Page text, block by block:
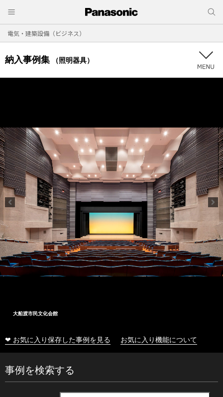
電気・建築設備（ビジネス）
納入事例集 （照明器具）
大船渡市民文化会館
❤ お気に入り保存した事例を見る お気に入り機能について
事例を検索する